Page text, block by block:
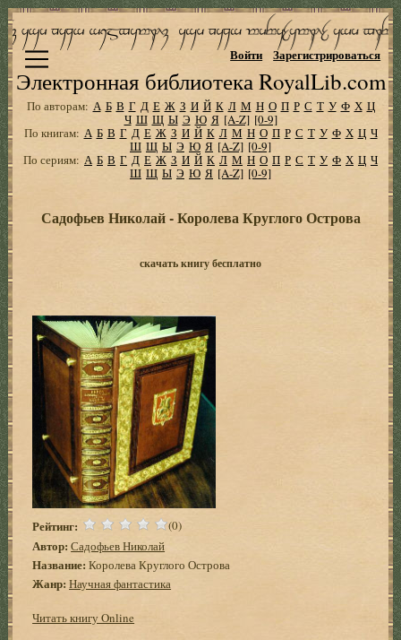
Электронная библиотека RoyalLib.com
Войти Зарегистрироваться
По авторам: А Б В Г Д Е Ж З И Й К Л М Н О П Р С Т У Ф Х Ц
Ч Ш Щ Ы Э Ю Я [A-Z] [0-9]
По книгам: А Б В Г Д Е Ж З И Й К Л М Н О П Р С Т У Ф Х Ц Ч
Ш Щ Ы Э Ю Я [A-Z] [0-9]
По сериям: А Б В Г Д Е Ж З И Й К Л М Н О П Р С Т У Ф Х Ц Ч
Ш Щ Ы Э Ю Я [A-Z] [0-9]
Садофьев Николай - Королева Круглого Острова
скачать книгу бесплатно
Рейтинг: (0)
Автор: Садофьев Николай
Название: Королева Круглого Острова
Жанр: Научная фантастика
Читать книгу Online